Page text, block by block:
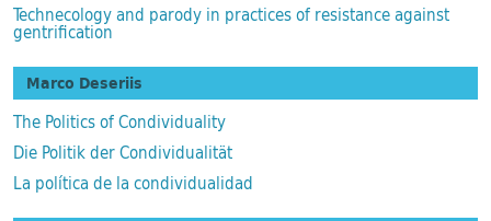
Technecology and parody in practices of resistance against
gentrification
Marco Deseriis
The Politics of Condividuality
Die Politik der Condividualität
La política de la condividualidad